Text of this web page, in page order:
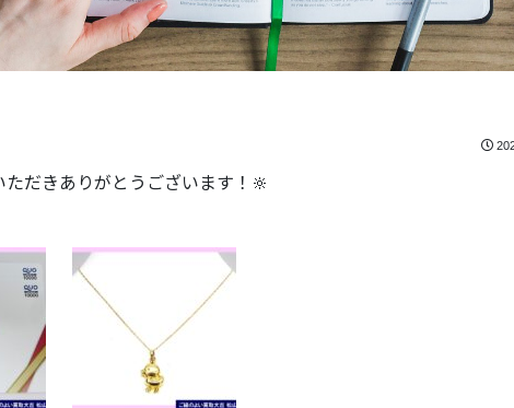
だきありがとうございます！🔆